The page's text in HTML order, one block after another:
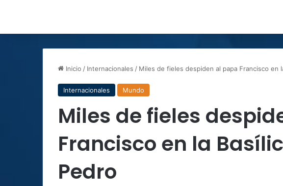
Inicio / Internacionales / Miles de fieles despiden al papa Francisco en
Internacionales Mundo
Miles de fieles
Francisco en la
Pedro